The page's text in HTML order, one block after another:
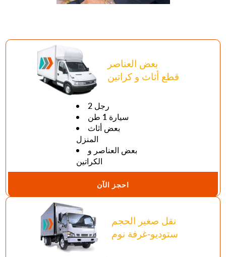
بعض العناصر
قطع أثاث و كراتين
2 رجل
سيارة 1 طن
بعض أثاث
المنزل
بعض العناصر و
الكراتين
احجز الآن
نقل صغير الحجم
ستوديو-غرفة نوم